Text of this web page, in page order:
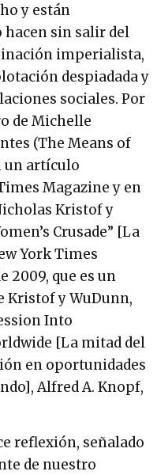
y están
hacen sin salir del
imperialista,
despiadada y
sociales. Por
de Michelle
(The Means of
un artículo
Magazine y en
Kristof y
Crusade” [La
York Times
2009, que es un
Kristof y WuDunn,
Into
[La mitad del
en oportunidades
Alfred A. Knopf,
reflexión, señalado
de nuestro